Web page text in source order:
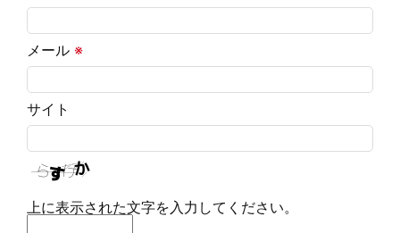
メール ※
サイト
上に表示された文字を入力してください。